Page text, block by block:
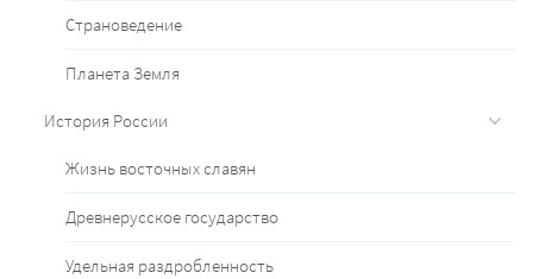
Страноведение
Планета Земля
История России
Жизнь восточных славян
Древнерусское государство
Удельная раздробленность